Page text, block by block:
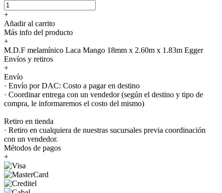
+
Añadir al carrito
Más info del producto
+
M.D.F melamínico Laca Mango 18mm x 2.60m x 1.83m Egger
Envíos y retiros
+
Envío
· Envío por DAC: Costo a pagar en destino
· Coordinar entrega con un vendedor (según el destino y tipo de
compra, le informaremos el costo del mismo)
Retiro en tienda
· Retiro en cualquiera de nuestras sucursales previa coordinación
con un vendedor.
Métodos de pagos
+